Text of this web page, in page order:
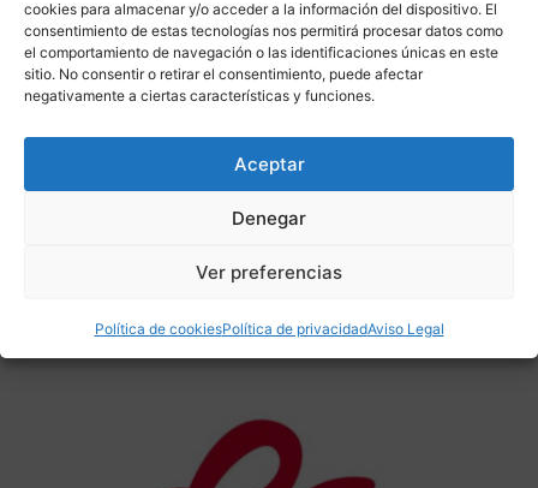
cookies para almacenar y/o acceder a la información del dispositivo. El
consentimiento de estas tecnologías nos permitirá procesar datos como
el comportamiento de navegación o las identificaciones únicas en este
sitio. No consentir o retirar el consentimiento, puede afectar
negativamente a ciertas características y funciones.
Aceptar
Denegar
Ver preferencias
Política de cookiesPolítica de privacidadAviso Legal